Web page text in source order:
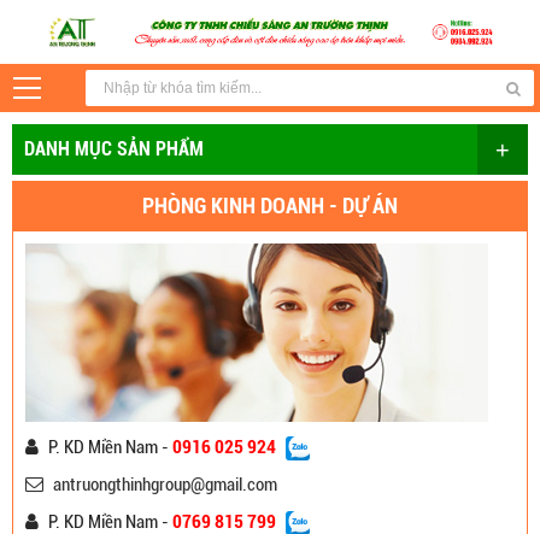
DANH MỤC SẢN PHẨM +
PHÒNG KINH DOANH - DỰ ÁN
P. KD Miền Nam - 0916 025 924
antruongthinhgroup@gmail.com
P. KD Miền Nam - 0769 815 799